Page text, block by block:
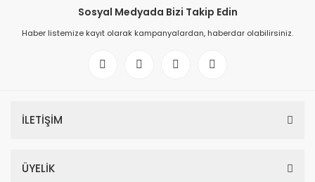
Sosyal Medyada Bizi Takip Edin
Haber listemize kayıt olarak kampanyalardan, haberdar olabilirsiniz.
İLETİŞİM
ÜYELİK